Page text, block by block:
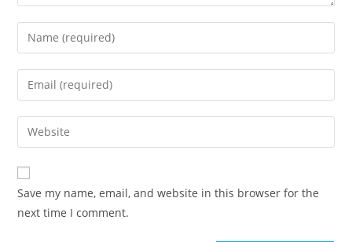
Save my name, email, and website in this browser for the
next time I comment.